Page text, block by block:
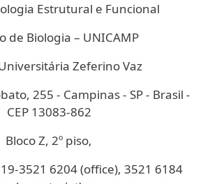
Estrutural e Funcional
de Biologia – UNICAMP
Zeferino Vaz
255 - Campinas - SP - Brasil -
CEP 13083-862
Bloco Z, 2º piso,
3521 6204 (office), 3521 6184